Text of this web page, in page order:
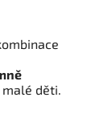
malé děti.